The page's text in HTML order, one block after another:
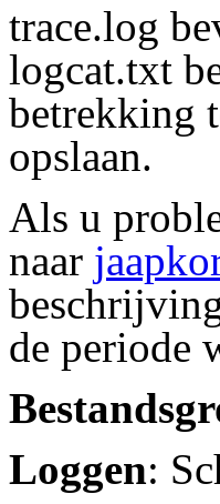
trace.log
logcat.txt
betrekking
opslaan.
Als u
naar
de periode
Loggen: